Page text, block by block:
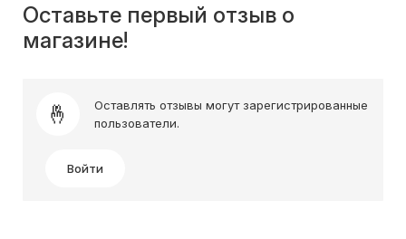
Оставьте первый отзыв о
магазине!
Оставлять отзывы могут зарегистрированные
пользователи.
Войти